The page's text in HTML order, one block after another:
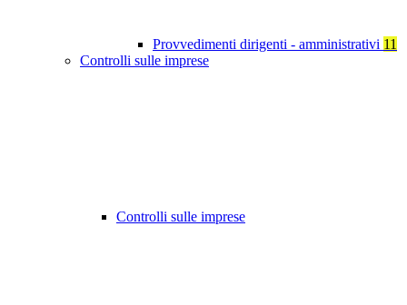
Provvedimenti dirigenti - amministrativi 11
Controlli sulle imprese
Controlli sulle imprese